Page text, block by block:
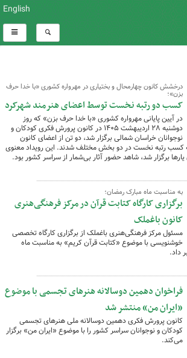
English
درخشش کانون چهارمحال و بختیاری در مهرواره کشوری «با خدا حرف
بزن»؛
کسب دو رتبه نخست توسط اعضای هنرمند شهرکرد
در آیین پایانی مهرواره کشوری «با خدا حرف بزن» که روز
دوشنبه ۲۸ اردیبهشت ۱۴۰۵ در کانون پرورش فکری کودکان و
نوجوانان خراسان شمالی برگزار شد، دو تن از اعضای کانون
کسب رتبه نخست در دو بخش مختلف شدند. این رویداد معنوی
برگزار شد، شاهد حضور آثار بی‌شمار از سراسر کشور بود.
به مناسبت ماه مبارک رمضان؛
برگزاری کارگاه کتابت قرآن در مرکز فرهنگی‌هنری
کانون باغملک
مسئول مرکز فرهنگی‌هنری باغملک از برگزاری کارگاه تخصصی
خوشنویسی با موضوع «کتابت قرآن کریم» به مناسبت ماه
داد.
فراخوان دهمین دوسالانه هنرهای تجسمی با موضوع
«ایران من» منتشر شد
کانون پرورش فکری دهمین دوسالانه ملی هنرهای تجسمی
کودکان و نوجوانان سراسر کشور را با موضوع «ایران من» برگزار
می‌کند.